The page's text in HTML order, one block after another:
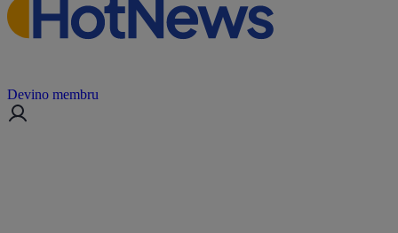
Devino membru